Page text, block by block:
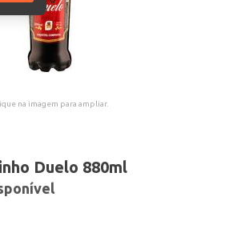
na imagem para ampliar.
Duelo 880ml